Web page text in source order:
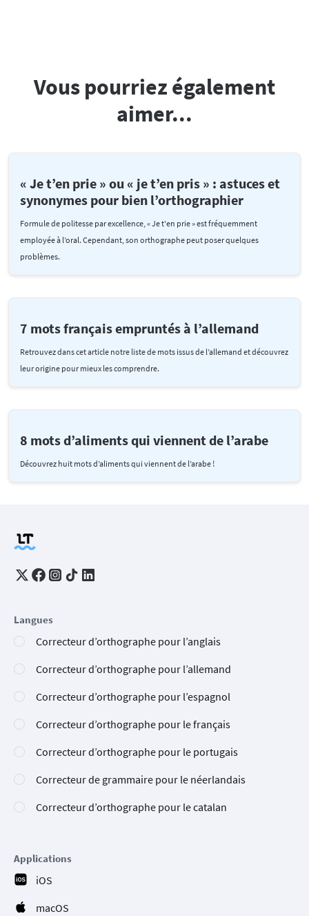
Vous pourriez également
aimer...
« Je t’en prie » ou « je t’en pris » : astuces et
synonymes pour bien l’orthographier
Formule de politesse par excellence, « Je t'en prie » est fréquemment
employée à l’oral. Cependant, son orthographe peut poser quelques
problèmes.
7 mots français empruntés à l’allemand
Retrouvez dans cet article notre liste de mots issus de l’allemand et découvrez
leur origine pour mieux les comprendre.
8 mots d’aliments qui viennent de l’arabe
Découvrez huit mots d’aliments qui viennent de l’arabe !
Langues
Correcteur d’orthographe pour l’anglais
Correcteur d’orthographe pour l’allemand
Correcteur d’orthographe pour l’espagnol
Correcteur d’orthographe pour le français
Correcteur d’orthographe pour le portugais
Correcteur de grammaire pour le néerlandais
Correcteur d’orthographe pour le catalan
Applications
iOS
macOS